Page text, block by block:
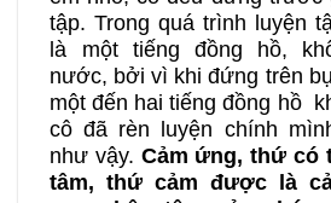
tập. Trong quá trình luyện
là một tiếng đồng hồ,
nước, bởi vì khi đứng trên
một đến hai tiếng đồng hồ
cô đã rèn luyện chính
như vậy. Cảm ứng, thứ có
tâm, thứ cảm được là